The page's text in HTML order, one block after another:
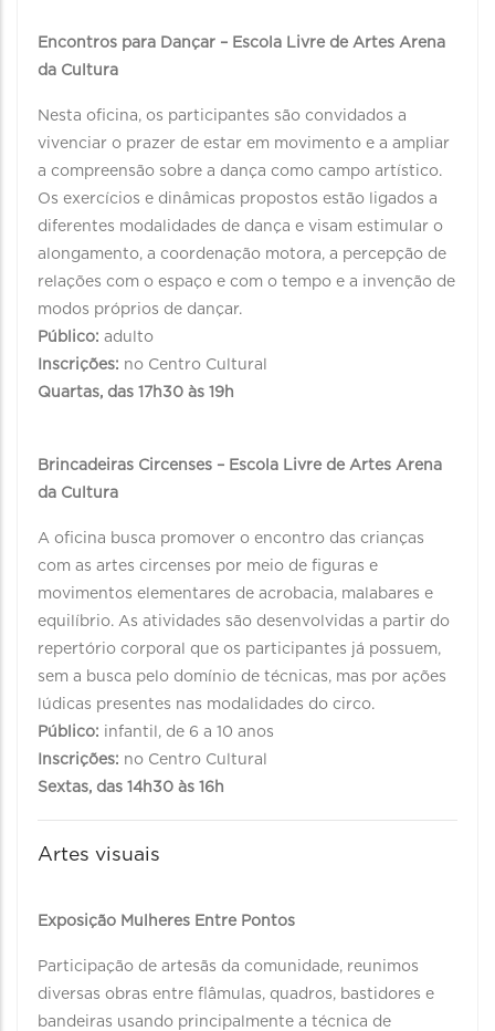
Encontros para Dançar – Escola Livre de Artes Arena
da Cultura
Nesta oficina, os participantes são convidados a
vivenciar o prazer de estar em movimento e a ampliar
a compreensão sobre a dança como campo artístico.
Os exercícios e dinâmicas propostos estão ligados a
diferentes modalidades de dança e visam estimular o
alongamento, a coordenação motora, a percepção de
relações com o espaço e com o tempo e a invenção de
modos próprios de dançar.
Público: adulto
Inscrições: no Centro Cultural
Quartas, das 17h30 às 19h
Brincadeiras Circenses – Escola Livre de Artes Arena
da Cultura
A oficina busca promover o encontro das crianças
com as artes circenses por meio de figuras e
movimentos elementares de acrobacia, malabares e
equilíbrio. As atividades são desenvolvidas a partir do
repertório corporal que os participantes já possuem,
sem a busca pelo domínio de técnicas, mas por ações
lúdicas presentes nas modalidades do circo.
Público: infantil, de 6 a 10 anos
Inscrições: no Centro Cultural
Sextas, das 14h30 às 16h
Artes visuais
Exposição Mulheres Entre Pontos
Participação de artesãs da comunidade, reunimos
diversas obras entre flâmulas, quadros, bastidores e
bandeiras usando principalmente a técnica de